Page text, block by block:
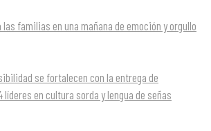
las familias en una mañana de emoción y orgullo
se fortalecen con la entrega de
en cultura sorda y lengua de señas